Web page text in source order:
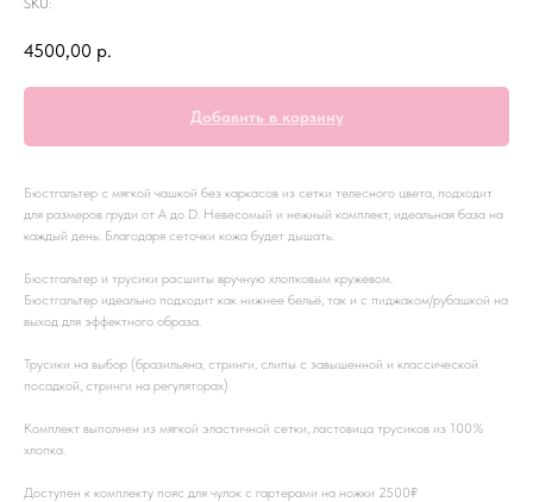
SKU:
4500,00 р.
Добавить в корзину
Бюстгальтер с мягкой чашкой без каркасов из сетки телесного цвета, подходит
для размеров груди от А до D. Невесомый и нежный комплект, идеальная база на
каждый день. Благодаря сеточки кожа будет дышать.
Бюстгальтер и трусики расшиты вручную хлопковым кружевом.
Бюстгальтер идеально подходит как нижнее бельё, так и с пиджаком/рубашкой на
выход для эффектного образа.
Трусики на выбор (бразильяна, стринги, слипы с завышенной и классической
посадкой, стринги на регуляторах)
Комплект выполнен из мягкой эластичной сетки, ластовица трусиков из 100%
хлопка.
Доступен к комплекту пояс для чулок с гартерами на ножки 2500₽